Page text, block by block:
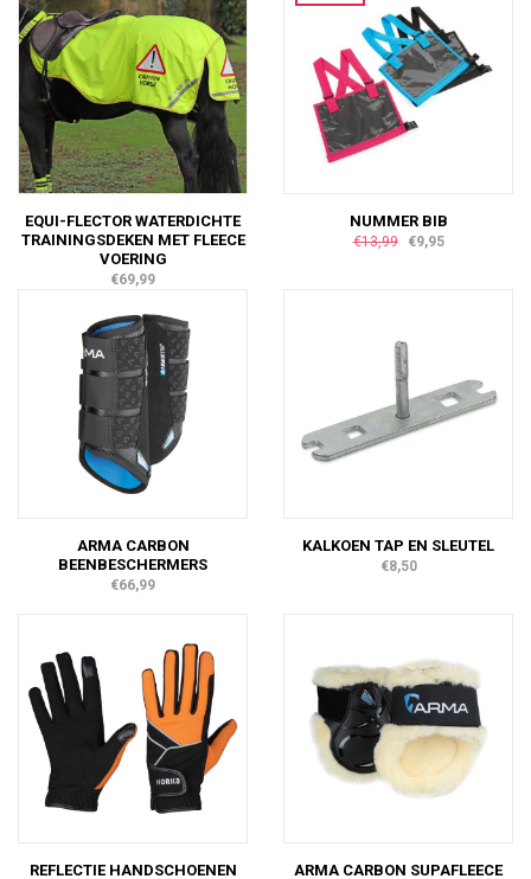
EQUI-FLECTOR WATERDICHTE
TRAININGSDEKEN MET FLEECE
VOERING
€69,99
NUMMER BIB
€13,99 €9,95
ARMA CARBON
BEENBESCHERMERS
€66,99
KALKOEN TAP EN SLEUTEL
€8,50
REFLECTIE HANDSCHOENEN ARMA CARBON SUPAFLEECE